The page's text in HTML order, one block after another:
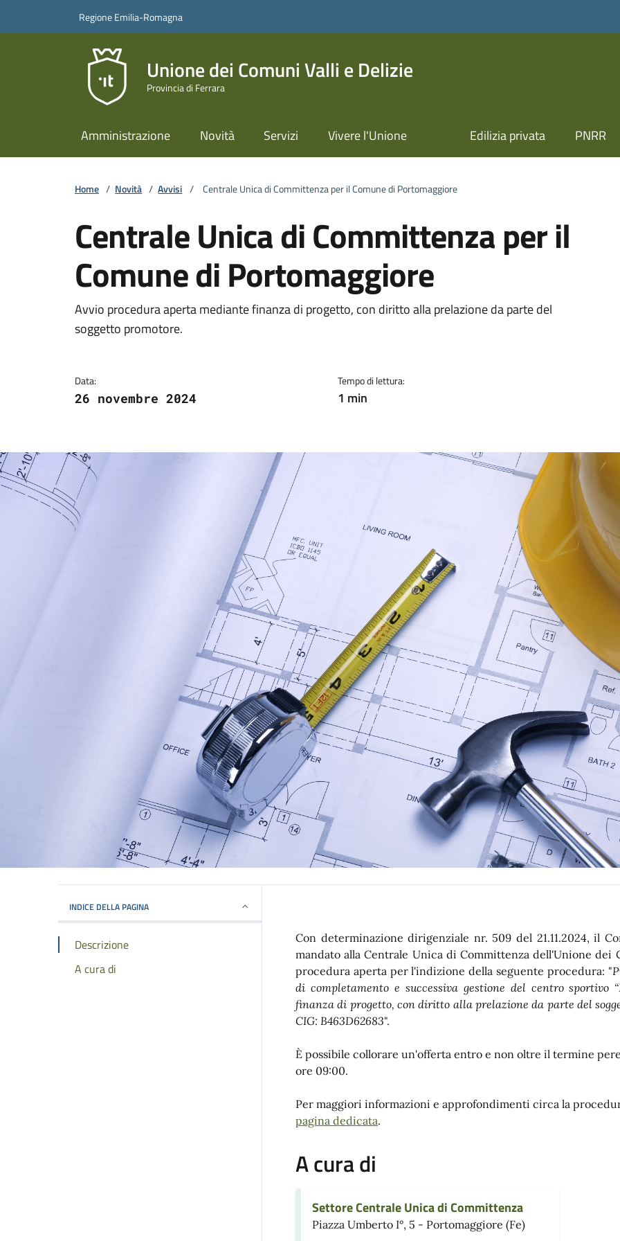
Regione Emilia-Romagna
Unione dei Comuni Valli e Delizie
Provincia di Ferrara
Amministrazione Novità Servizi Vivere l'Unione Edilizia privata PNRR
Home / Novità / Avvisi / Centrale Unica di Committenza per il Comune di Portomaggiore
Centrale Unica di Committenza per il
Comune di Portomaggiore
Dettagli della notizia
Avvio procedura aperta mediante finanza di progetto, con diritto alla prelazione da parte del
soggetto promotore.
Data:
26 novembre 2024
Tempo di lettura:
1 min
INDICE DELLA PAGINA
Descrizione
A cura di
Con determinazione dirigenziale nr. 509 del 21.11.2024, il
mandato alla Centrale Unica di Committenza dell'Unione
procedura aperta per l'indizione della seguente procedura: "
di completamento e successiva gestione del centro sportivo
finanza di progetto, con diritto alla prelazione da parte del
CIG: B463D62683".
È possibile collorare un'offerta entro e non oltre il termine
ore 09:00.
Per maggiori informazioni e approfondimenti circa la
pagina dedicata.
A cura di
Settore Centrale Unica di Committenza
Piazza Umberto I°, 5 - Portomaggiore (Fe)